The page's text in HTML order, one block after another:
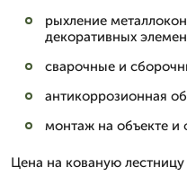
рыхление
декоративных
сварочные и
антикоррозионная
монтаж на объекте и
Цена на кованую